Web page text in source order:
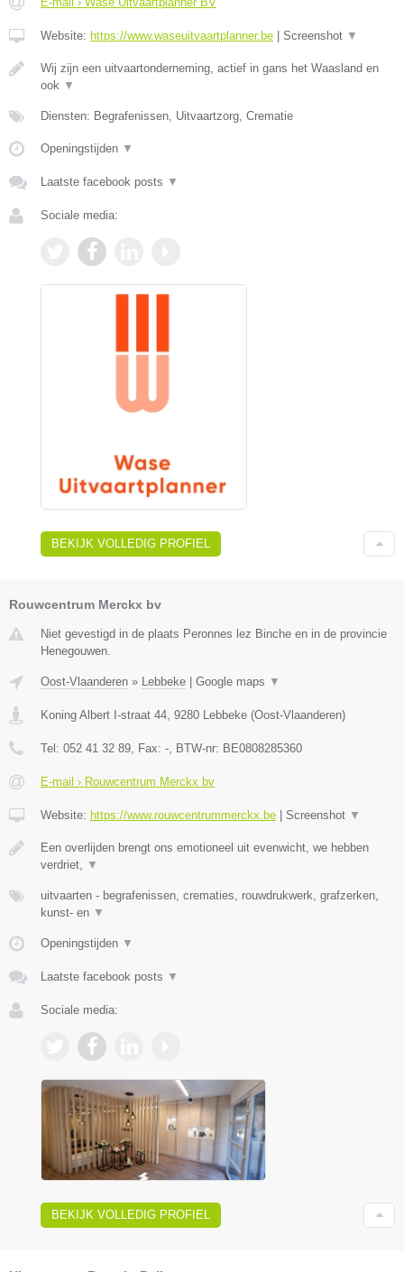
Website: https://www.waseuitvaartplanner.be Screenshot ▼
Wij zijn een uitvaartonderneming, actief in gans het Waasland en
ook ▼
Diensten: Begrafenissen, Uitvaartzorg, Crematie
Openingstijden ▼
Laatste facebook posts ▼
Sociale media:
BEKIJK VOLLEDIG PROFIEL
Rouwcentrum Merckx bv
Niet gevestigd in de plaats Peronnes lez Binche en in de provincie
Henegouwen.
Oost-Vlaanderen » Lebbeke | Google maps ▼
Koning Albert I-straat 44 9280 Lebbeke (Oost-Vlaanderen)
Tel: 052 41 32 89 , Fax: - , BTW-nr: BE0808285360
E-mail › Rouwcentrum Merckx bv
Website: https://www.rouwcentrummerckx.be | Screenshot ▼
Een overlijden brengt ons emotioneel uit evenwicht, we hebben
verdriet,
▼
uitvaarten - begrafenissen, crematies, rouwdrukwerk, grafzerken,
kunst- en ▼
Openingstijden ▼
Laatste facebook posts ▼
Sociale media:
BEKIJK VOLLEDIG PROFIEL